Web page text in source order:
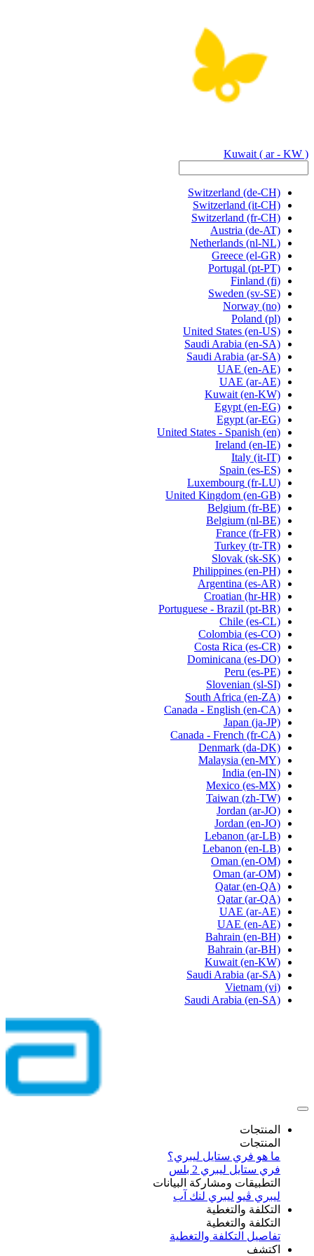
Kuwait ( ar - KW )
Switzerland (de-CH)
Switzerland (it-CH)
Switzerland (fr-CH)
Austria (de-AT)
Netherlands (nl-NL)
Greece (el-GR)
Portugal (pt-PT)
Finland (fi)
Sweden (sv-SE)
Norway (no)
Poland (pl)
United States (en-US)
Saudi Arabia (en-SA)
Saudi Arabia (ar-SA)
UAE (en-AE)
UAE (ar-AE)
Kuwait (en-KW)
Egypt (en-EG)
Egypt (ar-EG)
United States - Spanish (en)
Ireland (en-IE)
Italy (it-IT)
Spain (es-ES)
Luxembourg (fr-LU)
United Kingdom (en-GB)
Belgium (fr-BE)
Belgium (nl-BE)
France (fr-FR)
Turkey (tr-TR)
Slovak (sk-SK)
Philippines (en-PH)
Argentina (es-AR)
Croatian (hr-HR)
Portuguese - Brazil (pt-BR)
Chile (es-CL)
Colombia (es-CO)
Costa Rica (es-CR)
Dominicana (es-DO)
Peru (es-PE)
Slovenian (sl-SI)
South Africa (en-ZA)
Canada - English (en-CA)
Japan (ja-JP)
Canada - French (fr-CA)
Denmark (da-DK)
Malaysia (en-MY)
India (en-IN)
Mexico (es-MX)
Taiwan (zh-TW)
Jordan (ar-JO)
Jordan (en-JO)
Lebanon (ar-LB)
Lebanon (en-LB)
Oman (en-OM)
Oman (ar-OM)
Qatar (en-QA)
Qatar (ar-QA)
UAE (ar-AE)
UAE (en-AE)
Bahrain (en-BH)
Bahrain (ar-BH)
Kuwait (en-KW)
Saudi Arabia (ar-SA)
Vietnam (vi)
Saudi Arabia (en-SA)
المنتجات
المنتجات
ما هو فري ستايل ليبري؟
فري ستايل ليبري 2 بلس​
التطبيقات ومشاركة البيانات
ليبري ڤيو ليبري لنك آب
التكلفة والتغطية
التكلفة والتغطية
تفاصيل التكلفة والتغطية
اكتشف​